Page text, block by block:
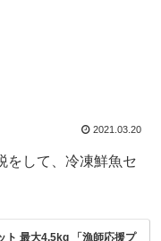
2021.03.20
をして、冷凍鮮魚セ
ト 最大4.5kg 「漁師応援プ